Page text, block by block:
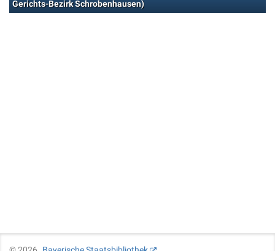
Gerichts-Bezirk Schrobenhausen)